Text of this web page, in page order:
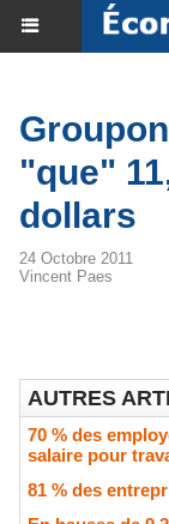
"que"
dollars
24 Octobre 2011
Vincent Paes
AUTRES
70 % des
salaire pour
81 % des